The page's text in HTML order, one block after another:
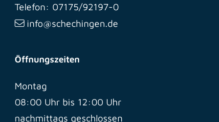
Telefon: 07175/92197-0
info@schechingen.de
Öffnungszeiten
Montag
08:00 Uhr bis 12:00 Uhr
nachmittags geschlossen